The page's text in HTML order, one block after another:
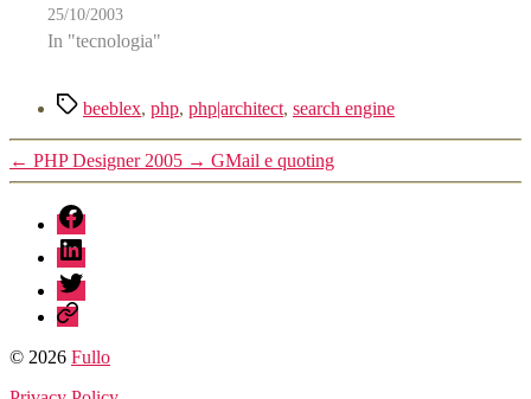
25/10/2003
In "tecnologia"
Tagbeeblex, php, php|architect, search engine
← PHP Designer 2005 → GMail e quoting
fb
linkedin
twitter
sessionize
© 2026 Fullo